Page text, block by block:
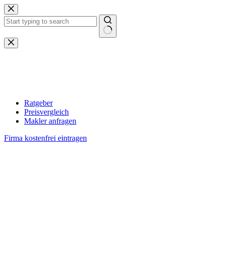
Zum
Inhalt
springen
Keine
Ergebnisse
Ratgeber
Preisvergleich
Makler anfragen
Firma kostenfrei eintragen